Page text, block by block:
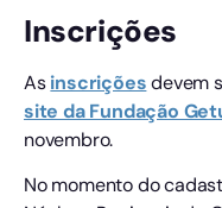
Inscrições
Asinscriçõesdevem
site da Fundação
novembro.
No momento do